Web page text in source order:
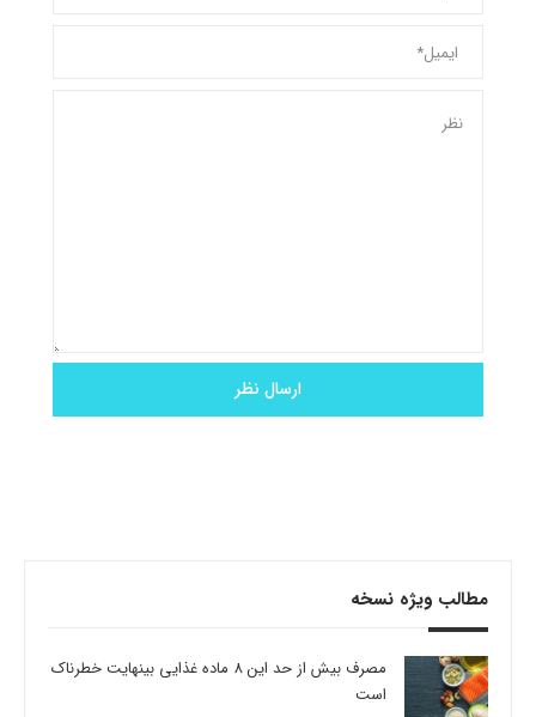
مطالب ویژه نسخه
مصرف بیش از حد این 8 ماده غذایی بینهایت خطرناک
است